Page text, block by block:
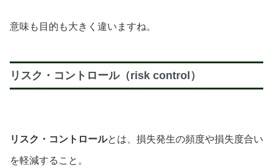
意味も目的も大きく違いますね。
リスク・コントロール（risk control）
リスク・コントロールとは、損失発生の頻度や損失度合い
を軽減すること。